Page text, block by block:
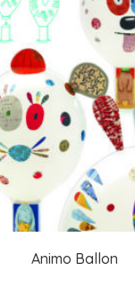
Animo Ballon